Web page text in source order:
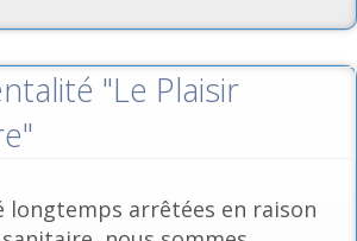
"Le Plaisir
longtemps arrêtées en raison